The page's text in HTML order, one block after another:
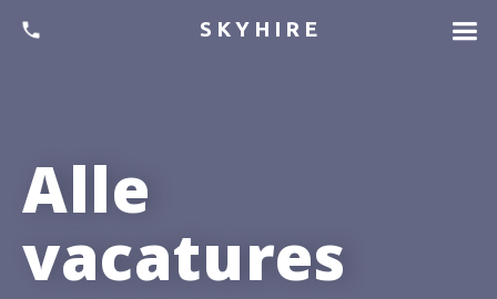
SKYHIRE
Alle
vacatures